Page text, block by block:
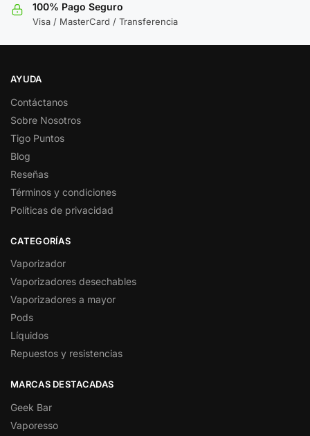
100% Pago Seguro
Visa / MasterCard / Transferencia
AYUDA
Contáctanos
Sobre Nosotros
Tigo Puntos
Blog
Reseñas
Términos y condiciones
Políticas de privacidad
CATEGORÍAS
Vaporizador
Vaporizadores desechables
Vaporizadores a mayor
Pods
Líquidos
Repuestos y resistencias
MARCAS DESTACADAS
Geek Bar
Vaporesso